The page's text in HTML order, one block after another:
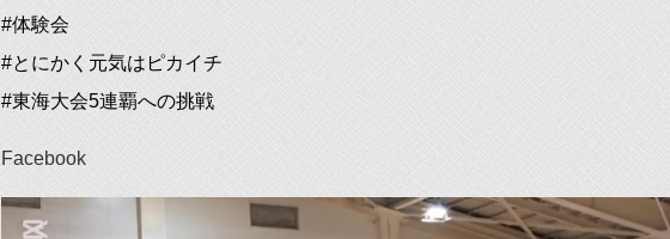
#体験会
#とにかく元気はピカイチ
#東海大会5連覇への挑戦
Facebook